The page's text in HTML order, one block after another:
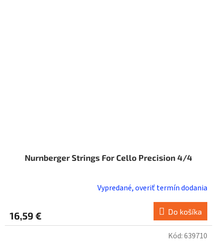
Nurnberger Strings For Cello Precision 4/4
Vypredané, overiť termín dodania
16,59 € Do košíka
Kód:639710